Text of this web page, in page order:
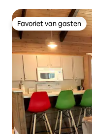
Favoriet van gasten
Favoriet van gasten